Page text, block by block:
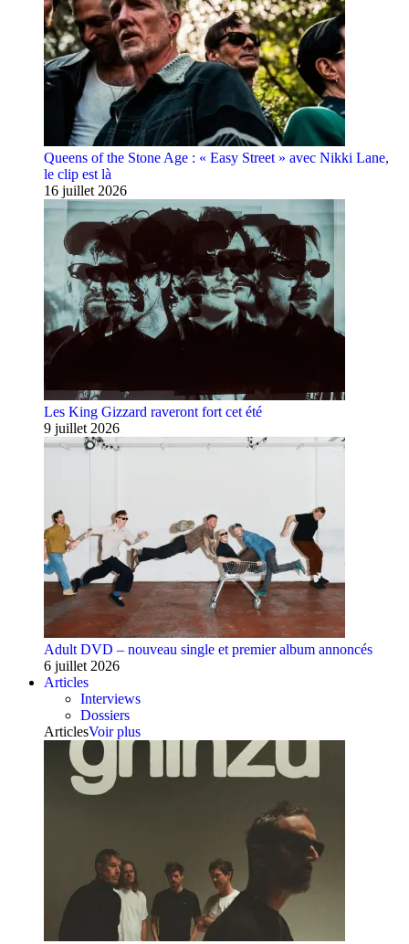
Queens of the Stone Age : « Easy Street » avec Nikki Lane,
le clip est là
16 juillet 2026
Les King Gizzard raveront fort cet été
9 juillet 2026
Adult DVD – nouveau single et premier album annoncés
6 juillet 2026
Articles
Interviews
Dossiers
ArticlesVoir plus